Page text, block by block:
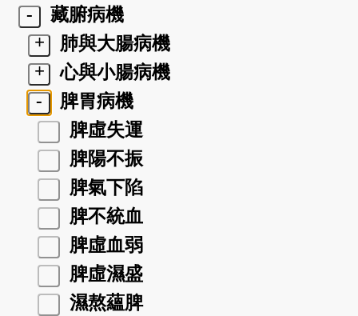
-
藏腑病機
+
肺與大腸病機
+
心與小腸病機
-
脾胃病機
脾虛失運
脾陽不振
脾氣下陷
脾不統血
脾虛血弱
脾虛濕盛
濕熬蘊脾